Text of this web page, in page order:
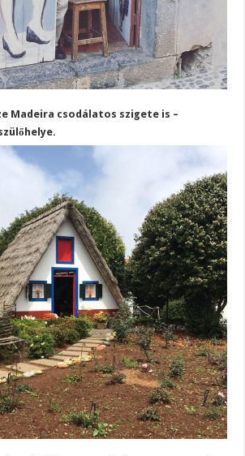
Madeira csodálatos szigete is –